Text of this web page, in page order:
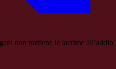
non trattiene le lacrime all’addio